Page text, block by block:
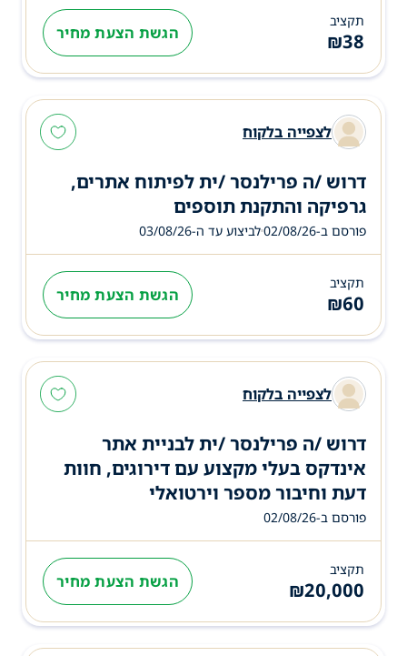
תקציב
₪38 הגשת הצעת מחיר
לצפייה בלקוח
דרוש /ה פרילנסר /ית לפיתוח אתרים,
גרפיקה והתקנת תוספים
פורסם ב-02/08/26 לביצוע עד ה-03/08/26
תקציב
₪60 הגשת הצעת מחיר
לצפייה בלקוח
דרוש /ה פרילנסר /ית לבניית אתר
אינדקס בעלי מקצוע עם דירוגים, חוות
דעת וחיבור מספר וירטואלי
פורסם ב-02/08/26
תקציב
₪20,000 הגשת הצעת מחיר